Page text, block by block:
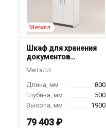
Шкаф для хранения
документов
800
500
1900
79 403 ₽